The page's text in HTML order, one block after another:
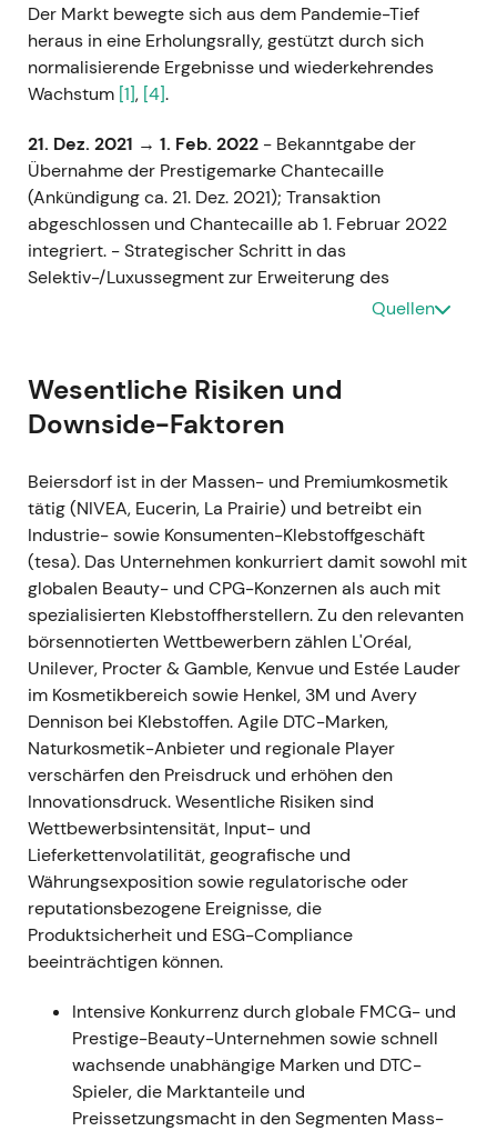
Der Markt bewegte sich aus dem Pandemie-Tief
heraus in eine Erholungsrally, gestützt durch sich
normalisierende Ergebnisse und wiederkehrendes
Wachstum [1], [4].
21. Dez. 2021 → 1. Feb. 2022 - Bekanntgabe der
Übernahme der Prestigemarke Chantecaille
(Ankündigung ca. 21. Dez. 2021); Transaktion
abgeschlossen und Chantecaille ab 1. Februar 2022
integriert. - Strategischer Schritt in das
Selektiv-/Luxussegment zur Erweiterung des
Consumer-Portfolios; Investoren sahen darin eine
danach unterstützend für den übergeordneten
Aufwärtstrend.
das Geschäftsjahr 2021)- GJ2021: Konzernumsatz
€7.627 Mio. (organisch +9,7 %); EBIT-Marge
bereinigt um Sonderfaktoren 13,0 % — das
Unternehmen meldete, das Vorkrisenniveau
übertroffen und Marktanteile gewonnen zu haben
[1],[4],[8]. - Die Wahrnehmung verschob sich von
der Pandemie-Erholung hin zu nachhaltigem
organischem Wachstum und operativer
Verbesserung; die Glaubwürdigkeit in der
Umsetzung stieg. - Rally und etablierter
Aufwärtstrend als Bestätigung der Erholung.
16. Dez. 2022- Beiersdorf erwarb eine
Mehrheitsbeteiligung an S-Biomedic (Mikrobiom-
Spezialist) zur Stärkung der Kompetenz im Bereich
Akne/Mikrobiom; Kaufpreis nicht veröffentlicht; S-
Biomedic wird als eigenständiger Teil des
Mikrobiom-Programms geführt. - Stärkung der
Derma-/F&E-Wachstumsgeschichte — Investoren
höherwertige Dermaangebote, kein unmittelbarer
Umsatzhebel. - Bestätigende Entwicklung für den
strukturellen Aufwärtstrend (fundamentale
Unterstützung).
Quellen
Wesentliche Risiken und
Downside-Faktoren
Beiersdorf ist in der Massen- und Premiumkosmetik
tätig (NIVEA, Eucerin, La Prairie) und betreibt ein
Industrie- sowie Konsumenten-Klebstoffgeschäft
(tesa). Das Unternehmen konkurriert damit sowohl mit
globalen Beauty- und CPG-Konzernen als auch mit
spezialisierten Klebstoffherstellern. Zu den relevanten
börsennotierten Wettbewerbern zählen L'Oréal,
Unilever, Procter & Gamble, Kenvue und Estée Lauder
im Kosmetikbereich sowie Henkel, 3M und Avery
Dennison bei Klebstoffen. Agile DTC-Marken,
Naturkosmetik-Anbieter und regionale Player
verschärfen den Preisdruck und erhöhen den
Innovationsdruck. Wesentliche Risiken sind
Wettbewerbsintensität, Input- und
Lieferkettenvolatilität, geografische und
Währungsexposition sowie regulatorische oder
reputationsbezogene Ereignisse, die
Produktsicherheit und ESG-Compliance
beeinträchtigen können.
Intensive Konkurrenz durch globale FMCG- und
Prestige-Beauty-Unternehmen sowie schnell
wachsende unabhängige Marken und DTC-
Spieler, die Marktanteile und
Preissetzungsmacht in den Segmenten Mass-